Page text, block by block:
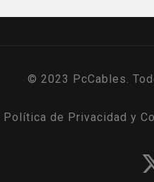
© 2023 PcCables.
Política de Privacidad y